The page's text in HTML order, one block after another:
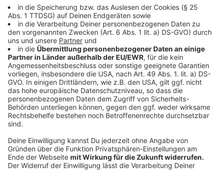
Screenshots von Videos selbst checken, sagt Andre
Wolf von den Fakten-Checkern bei "Mimikama.at": "Ich
kann Bilder in eine Suchmaschine legen und schauen,
ob dieses Bild überhaupt aus dem aktuellen Kontext
stammt oder schon einige Jahre alt ist."
Genauso von Bedeutung ist auch, dass Meldungen
nicht einfach ohne nachzudenken teilt, ohne das man
sicher ist, dass diese jeweilige Nachricht auch stimmt.
Denn wenn Fakes zum Beispiel mit Hetze verbunden
sind und darauf aus sind, Stimmung zu machen, kann
Bundeskriminalamts - Holger Münch: "Es erhöht das
Risiko des Entstehens neuer gewaltbereiter
Personenzusammenschlüsse." Denn so können aus